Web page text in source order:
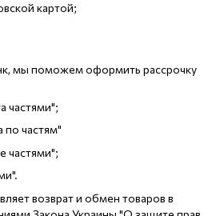
картой;
мы поможем оформить рассрочку
частями";
частям"
частями";
возврат и обмен товаров в